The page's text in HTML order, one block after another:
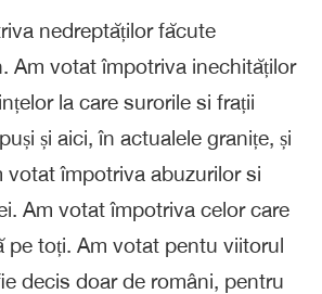
nedreptăților făcute
Am votat împotriva inechităților
la care surorile si frații
și aici, în actualele granițe, și
votat împotriva abuzurilor si
Am votat împotriva celor care
pe toți. Am votat pentu viitorul
decis doar de români, pentru